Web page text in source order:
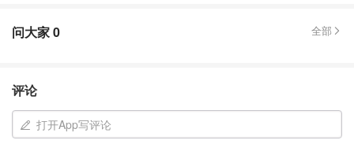
问大家0 全部
评论
打开App写评论